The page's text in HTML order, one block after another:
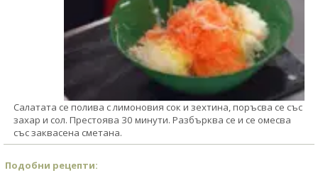
Салатата се полива с лимоновия сок и зехтина, поръсва се със
захар и сол. Престоява 30 минути. Разбърква се и се омесва
със заквасена сметана.
Подобни рецепти: